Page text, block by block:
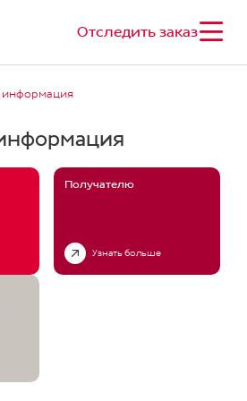
Отследить заказ
информация
Получателю
Узнать больше